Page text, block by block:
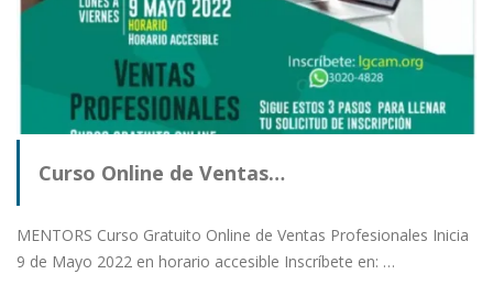
Curso Online de Ventas…
MENTORS Curso Gratuito Online de Ventas Profesionales Inicia
9 de Mayo 2022 en horario accesible Inscríbete en: …